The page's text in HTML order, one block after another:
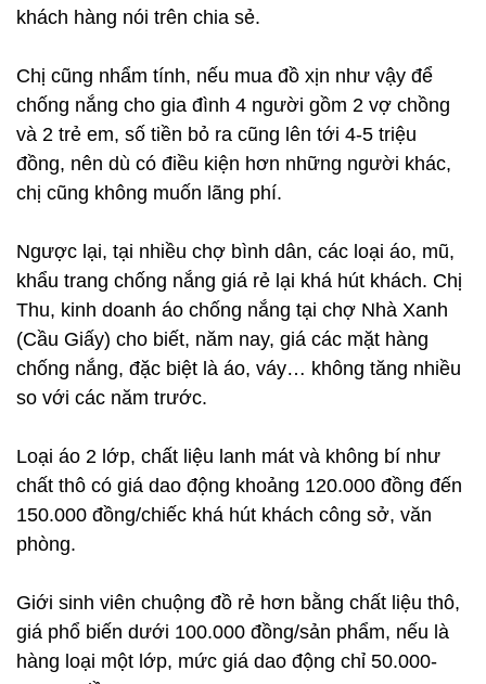
khách hàng nói trên chia sẻ.
Chị cũng nhẩm tính, nếu mua đồ xịn như vậy để
chống nắng cho gia đình 4 người gồm 2 vợ chồng
và 2 trẻ em, số tiền bỏ ra cũng lên tới 4-5 triệu
đồng, nên dù có điều kiện hơn những người khác,
chị cũng không muốn lãng phí.
Ngược lại, tại nhiều chợ bình dân, các loại áo, mũ,
khẩu trang chống nắng giá rẻ lại khá hút khách. Chị
Thu, kinh doanh áo chống nắng tại chợ Nhà Xanh
(Cầu Giấy) cho biết, năm nay, giá các mặt hàng
chống nắng, đặc biệt là áo, váy… không tăng nhiều
so với các năm trước.
Loại áo 2 lớp, chất liệu lanh mát và không bí như
chất thô có giá dao động khoảng 120.000 đồng đến
150.000 đồng/chiếc khá hút khách công sở, văn
phòng.
Giới sinh viên chuộng đồ rẻ hơn bằng chất liệu thô,
giá phổ biến dưới 100.000 đồng/sản phẩm, nếu là
hàng loại một lớp, mức giá dao động chỉ 50.000-